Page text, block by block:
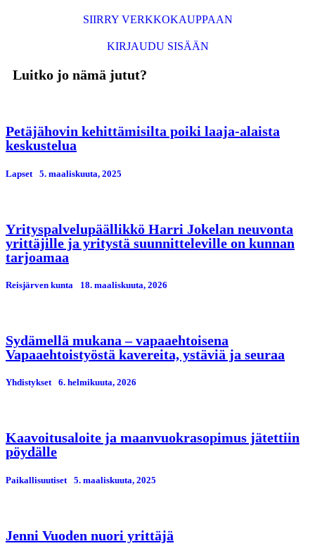
SIIRRY VERKKOKAUPPAAN
KIRJAUDU SISÄÄN
Luitko jo nämä jutut?
Petäjähovin kehittämisilta poiki laaja-alaista
keskustelua
Lapset 5. maaliskuuta, 2025
Yrityspalvelupäällikkö Harri Jokelan neuvonta
yrittäjille ja yritystä suunnitteleville on kunnan
tarjoamaa
Reisjärven kunta 18. maaliskuuta, 2026
Sydämellä mukana – vapaaehtoisena
Vapaaehtoistyöstä kavereita, ystäviä ja seuraa
Yhdistykset 6. helmikuuta, 2026
Kaavoitusaloite ja maanvuokrasopimus jätettiin
pöydälle
Paikallisuutiset 5. maaliskuuta, 2025
Jenni Vuoden nuori yrittäjä